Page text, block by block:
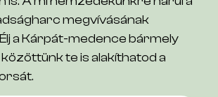
megvívásának
a Kárpát-medence bármely
te is alakíthatod a